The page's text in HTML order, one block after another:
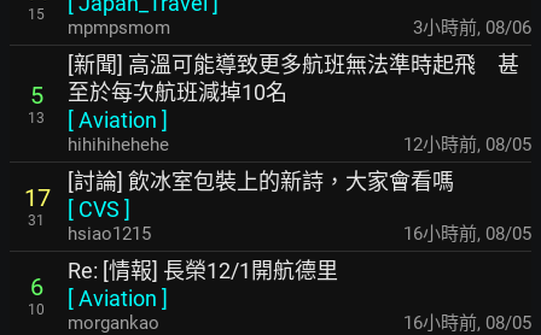
15
mpmpsmom 3小時前, 08/06
5
13
[新聞] 高溫可能導致更多航班無法準時起飛 甚
至於每次航班減掉10名
[Aviation ]
hihihihehehe 12小時前, 08/05
17
31
[討論] 飲冰室包裝上的新詩，大家會看嗎
[ CVS ]
hsiao1215 16小時前, 08/05
6
10
Re: [情報] 長榮12/1開航德里
[Aviation ]
morgankao 16小時前, 08/05